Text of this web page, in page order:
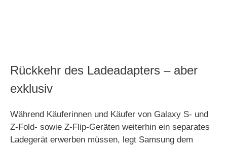
Rückkehr des Ladeadapters – aber
exklusiv
Während Käuferinnen und Käufer von Galaxy S- und
Z-Fold- sowie Z-Flip-Geräten weiterhin ein separates
Ladegerät erwerben müssen, legt Samsung dem